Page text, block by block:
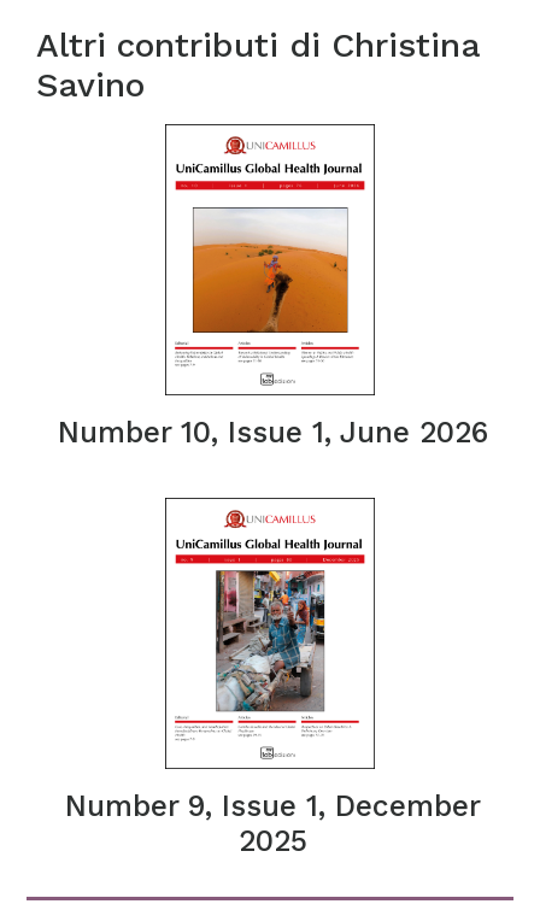
Altri contributi di Christina
Savino
Number 10, Issue 1, June 2026
Number 9, Issue 1, December
2025